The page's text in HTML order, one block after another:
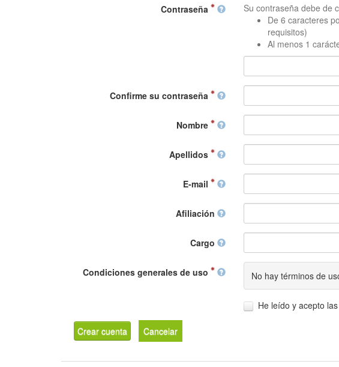
Contraseña
Su contraseña debe de
De 6 caracteres
requisitos)
Al menos 1
Confirme su contraseña
Nombre
Apellidos
E-mail
Afiliación
Cargo
Condiciones generales de uso No hay términos de
He leído y acepto
Crear cuenta Cancelar